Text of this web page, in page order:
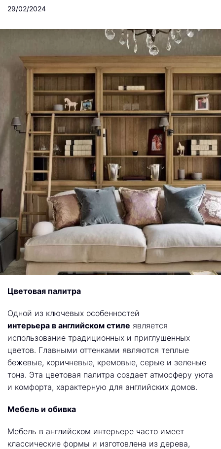
29/02/2024
Цветовая палитра
Одной из ключевых особенностей
интерьера в английском стиле является
использование традиционных и приглушенных
цветов. Главными оттенками являются теплые
бежевые, коричневые, кремовые, серые и зеленые
тона. Эта цветовая палитра создает атмосферу уюта
и комфорта, характерную для английских домов.
Мебель и обивка
Мебель в английском интерьере часто имеет
классические формы и изготовлена из дерева,